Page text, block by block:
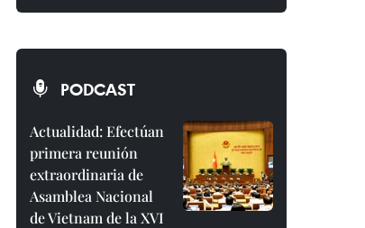
PODCAST
Actualidad: Efectúan
primera reunión
extraordinaria de
Asamblea Nacional
de Vietnam de la XVI